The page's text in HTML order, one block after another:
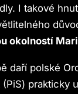
I takové
okolností
daří polské